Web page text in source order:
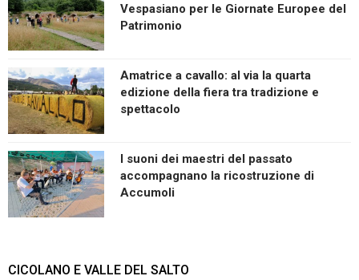
Vespasiano per le Giornate Europee del
Patrimonio
Amatrice a cavallo: al via la quarta
edizione della fiera tra tradizione e
spettacolo
I suoni dei maestri del passato
accompagnano la ricostruzione di
Accumoli
CICOLANO E VALLE DEL SALTO